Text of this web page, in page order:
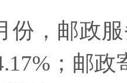
份，邮政
；邮